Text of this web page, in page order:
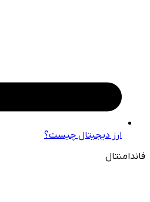
ارز دیجیتال چیست؟
فاندامنتال